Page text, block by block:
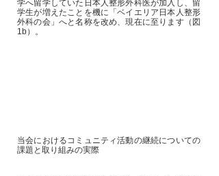
学へ留学していた日本人整形外科医が加入し、留
学生が増えたことを機に「ベイエリア日本人整形
外科の会」へと名称を改め、現在に至ります（図
1b）。
当会におけるコミュニティ活動の継続についての
課題と取り組みの実際